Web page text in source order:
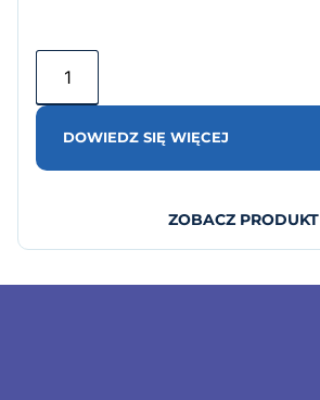
DOWIEDZ SIĘ WIĘCEJ
ZOBACZ PRODUKT